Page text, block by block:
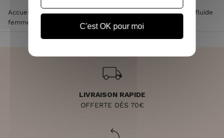
Accueil Vêtements femme >Pantalon femme >Pantalon fluide
femme
Pantalon de tailleur femme rouge bordeaux
LIVRAISON RAPIDE
OFFERTE DÈS 70€
C'est OK pour moi